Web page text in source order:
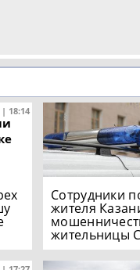
18:14
Сотрудники
жителя
жительницы